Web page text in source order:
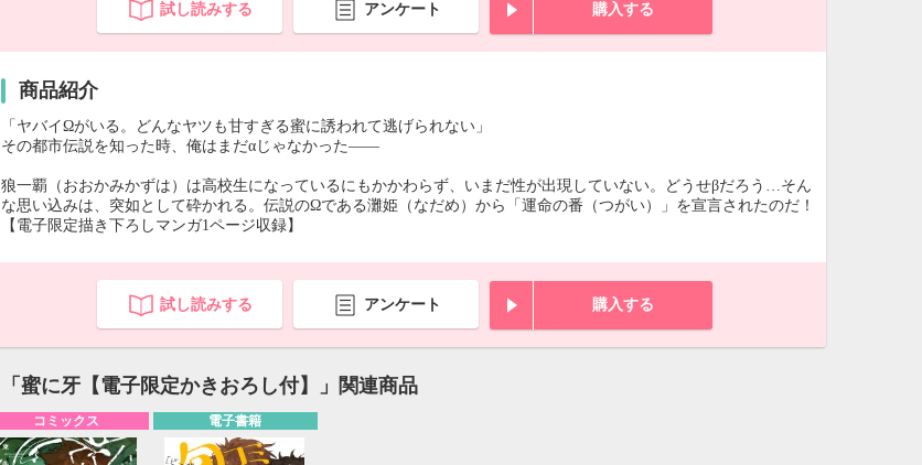
試し読みする アンケート 購入する
商品紹介
「ヤバイΩがいる。どんなヤツも甘すぎる蜜に誘われて逃げられない」
その都市伝説を知った時、俺はまだαじゃなかった――
狼一覇（おおかみかずは）は高校生になっているにもかかわらず、いまだ性が出現していない。どうせβだろう…そん
な思い込みは、突如として砕かれる。伝説のΩである灘姫（なだめ）から「運命の番（つがい）」を宣言されたのだ！
【電子限定描き下ろしマンガ1ページ収録】
試し読みする アンケート 購入する
「蜜に牙【電子限定かきおろし付】」関連商品
コミックス 電子書籍